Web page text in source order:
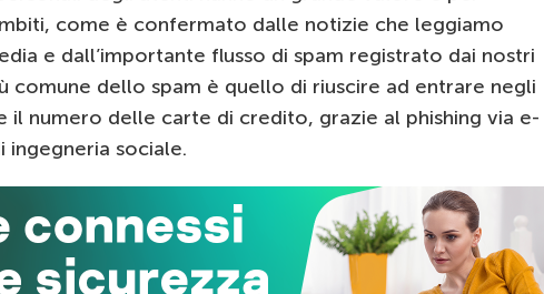
come è confermato dalle notizie che leggiamo
e dall’importante flusso di spam registrato dai nostri
comune dello spam è quello di riuscire ad entrare negli
il numero delle carte di credito, grazie al phishing via e-
ingegneria sociale.